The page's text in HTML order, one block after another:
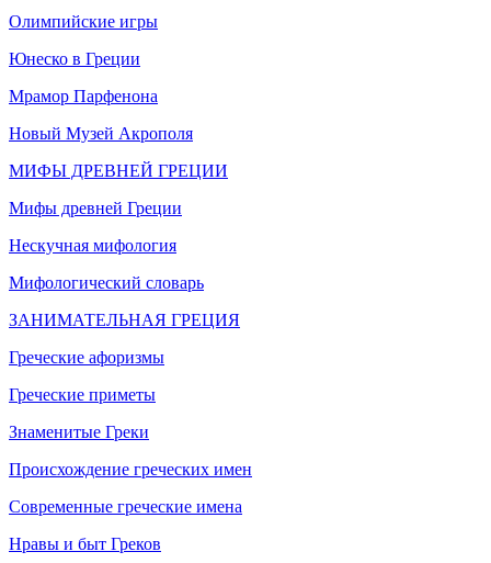
Олимпийские игры
Юнеско в Греции
Мрамор Парфенона
Новый Музей Акрополя
МИФЫ ДРЕВНЕЙ ГРЕЦИИ
Мифы древней Греции
Нескучная мифология
Мифологический словарь
ЗАНИМАТЕЛЬНАЯ ГРЕЦИЯ
Греческие афоризмы
Греческие приметы
Знаменитые Греки
Происхождение греческих имен
Современные греческие имена
Нравы и быт Греков